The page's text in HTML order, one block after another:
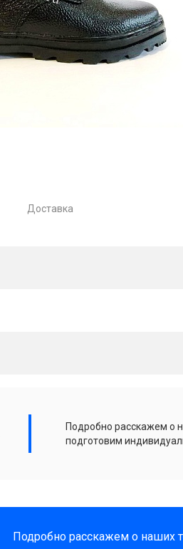
Доставка
Подробно расскажем о
подготовим
Подробно расскажем о наших